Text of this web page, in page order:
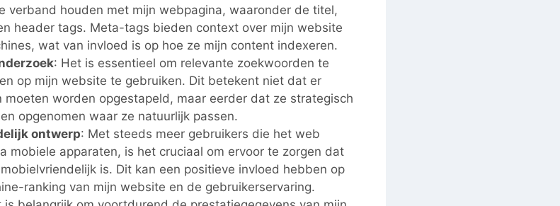
verband houden met mijn webpagina, waaronder de titel,
header tags. Meta-tags bieden context over mijn website
wat van invloed is op hoe ze mijn content indexeren.
: Het is essentieel om relevante zoekwoorden te
op mijn website te gebruiken. Dit betekent niet dat er
moeten worden opgestapeld, maar eerder dat ze strategisch
opgenomen waar ze natuurlijk passen.
ontwerp: Met steeds meer gebruikers die het web
mobiele apparaten, is het cruciaal om ervoor te zorgen dat
is. Dit kan een positieve invloed hebben op
ranking van mijn website en de gebruikerservaring.